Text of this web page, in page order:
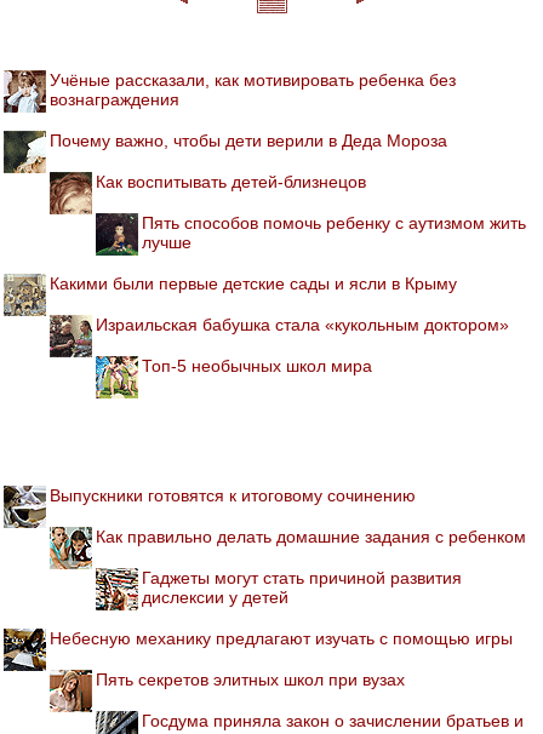
Учёные рассказали, как мотивировать ребенка без
вознаграждения
Почему важно, чтобы дети верили в Деда Мороза
Как воспитывать детей-близнецов
Пять способов помочь ребенку с аутизмом жить
лучше
Какими были первые детские сады и ясли в Крыму
Израильская бабушка стала «кукольным доктором»
Топ-5 необычных школ мира
Выпускники готовятся к итоговому сочинению
Как правильно делать домашние задания с ребенком
Гаджеты могут стать причиной развития
дислексии у детей
Небесную механику предлагают изучать с помощью игры
Пять секретов элитных школ при вузах
Госдума приняла закон о зачислении братьев и